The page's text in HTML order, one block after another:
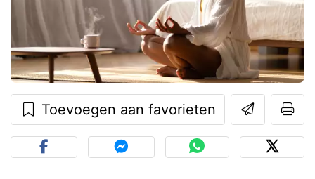
Toevoegen aan favorieten